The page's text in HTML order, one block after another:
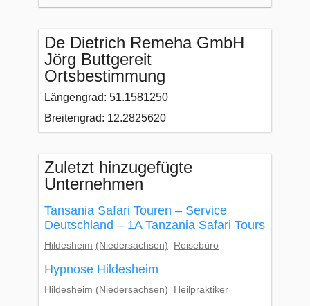
De Dietrich Remeha GmbH
Jörg Buttgereit
Ortsbestimmung
Längengrad: 51.1581250
Breitengrad: 12.2825620
Zuletzt hinzugefügte
Unternehmen
Tansania Safari Touren – Service
Deutschland – 1A Tanzania Safari Tours
Hildesheim (Niedersachsen) Reisebüro
Hypnose Hildesheim
Hildesheim (Niedersachsen) Heilpraktiker